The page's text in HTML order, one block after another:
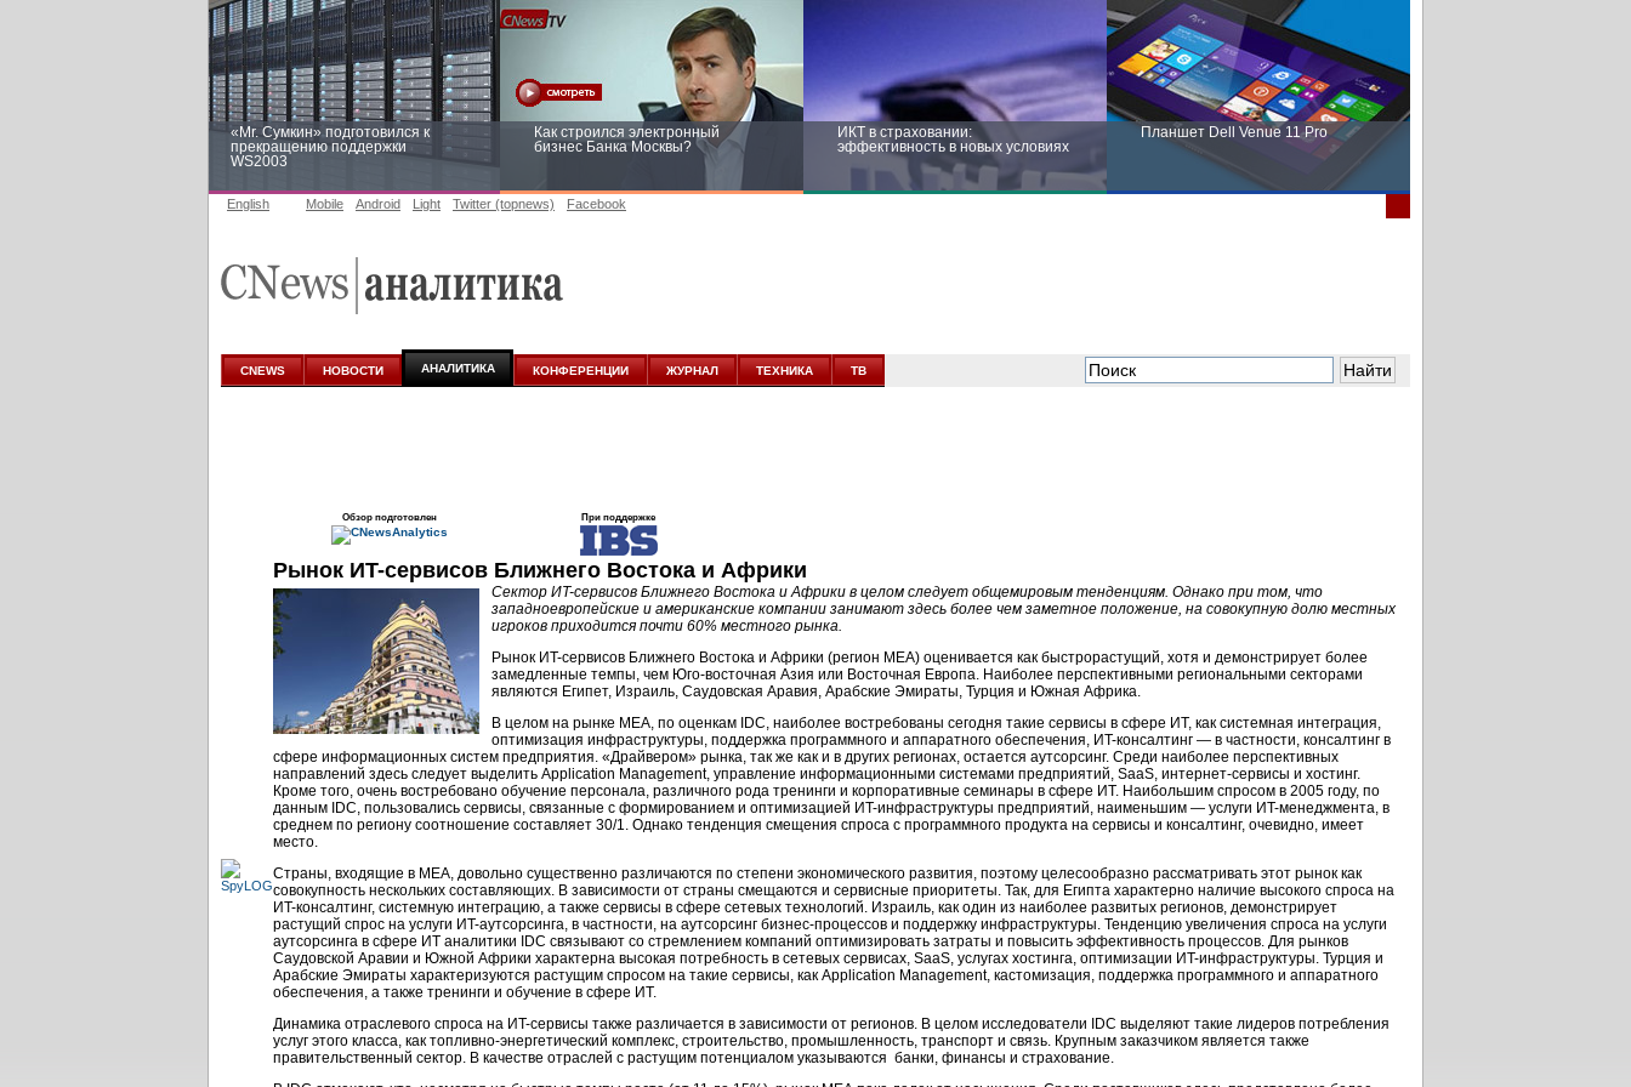
«Mr. Сумкин» подготовился к
прекращению поддержки
WS2003
Как строился электронный
бизнес Банка Москвы?
ИКТ в страховании:
эффективность в новых условиях
Планшет Dell Venue 11 Pro
аналитике
новых условиях
English Mobile Android Light Twitter (topnews) Facebook
CNEWS НОВОСТИ АНАЛИТИКА КОНФЕРЕНЦИИ ЖУРНАЛ ТЕХНИКА ТВ
Обзор подготовлен При поддержке
Рынок ИT-сервисов Ближнего Востока и Африки
Сектор ИT-сервисов Ближнего Востока и Африки в целом следует общемировым тенденциям. Однако при том, что
западноевропейские и американские компании занимают здесь более чем заметное положение, на совокупную долю местных
игроков приходится почти 60% местного рынка.
Рынок ИT-сервисов Ближнего Востока и Африки (регион MEA) оценивается как быстрорастущий, хотя и демонстрирует более
замедленные темпы, чем Юго-восточная Азия или Восточная Европа. Наиболее перспективными региональными секторами
являются Египет, Израиль, Саудовская Аравия, Арабские Эмираты, Турция и Южная Африка.
В целом на рынке МЕА, по оценкам IDC, наиболее востребованы сегодня такие сервисы в сфере ИТ, как системная интеграция,
оптимизация инфраструктуры, поддержка программного и аппаратного обеспечения, ИT-консалтинг — в частности, консалтинг в
сфере информационных систем предприятия. «Драйвером» рынка, так же как и в других регионах, остается аутсорсинг. Среди наиболее перспективных
направлений здесь следует выделить Application Management, управление информационными системами предприятий, SaaS, интернет-сервисы и хостинг.
Кроме того, очень востребовано обучение персонала, различного рода тренинги и корпоративные семинары в сфере ИT. Наибольшим спросом в 2005 году, по
данным IDC, пользовались сервисы, связанные с формированием и оптимизацией ИT-инфраструктуры предприятий, наименьшим — услуги ИT-менеджмента, в
среднем по региону соотношение составляет 30/1. Однако тенденция смещения спроса с программного продукта на сервисы и консалтинг, очевидно, имеет
место.
Страны, входящие в МЕА, довольно существенно различаются по степени экономического развития, поэтому целесообразно рассматривать этот рынок как
совокупность нескольких составляющих. В зависимости от страны смещаются и сервисные приоритеты. Так, для Египта характерно наличие высокого спроса на
ИT-консалтинг, системную интеграцию, а также сервисы в сфере сетевых технологий. Израиль, как один из наиболее развитых регионов, демонстрирует
растущий спрос на услуги ИT-аутсорсинга, в частности, на аутсорсинг бизнес-процессов и поддержку инфраструктуры. Тенденцию увеличения спроса на услуги
аутсорсинга в сфере ИT аналитики IDC связывают со стремлением компаний оптимизировать затраты и повысить эффективность процессов. Для рынков
Саудовской Аравии и Южной Африки характерна высокая потребность в сетевых сервисах, SaaS, услугах хостинга, оптимизации ИT-инфраструктуры. Турция и
Арабские Эмираты характеризуются растущим спросом на такие сервисы, как Application Management, кастомизация, поддержка программного и аппаратного
обеспечения, а также тренинги и обучение в сфере ИT.
Динамика отраслевого спроса на ИT-сервисы также различается в зависимости от регионов. В целом исследователи IDC выделяют такие лидеров потребления
услуг этого класса, как топливно-энергетический комплекс, строительство, промышленность, транспорт и связь. Крупным заказчиком является также
правительственный сектор. В качестве отраслей с растущим потенциалом указываются банки, финансы и страхование.